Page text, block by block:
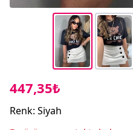
447,35₺
Renk: Siyah